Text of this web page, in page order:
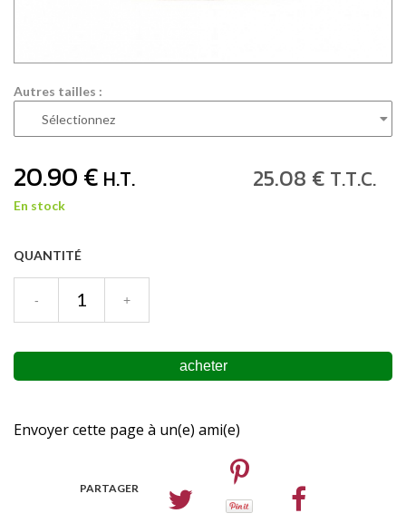
Autres tailles :
20.90€ H.T. 25.08 € T.T.C.
En stock
QUANTITÉ
Envoyer cette page à un(e) ami(e)
PARTAGER